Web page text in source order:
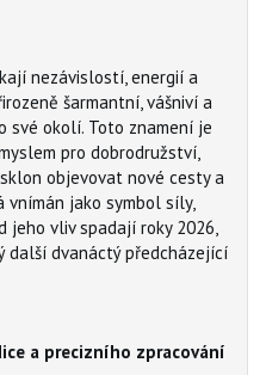
nezávislostí, energií a
šarmantní, vášniví a
své okolí. Toto znamení je
pro dobrodružství,
objevovat nové cesty a
vnímán jako symbol síly,
jeho vliv spadají roky 2026,
další dvanáctý předcházející
a precizního zpracování